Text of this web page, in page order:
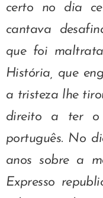
certo no dia
cantava
que foi
História, que
a tristeza lhe
direito a ter o
português. No
anos sobre a
Expresso